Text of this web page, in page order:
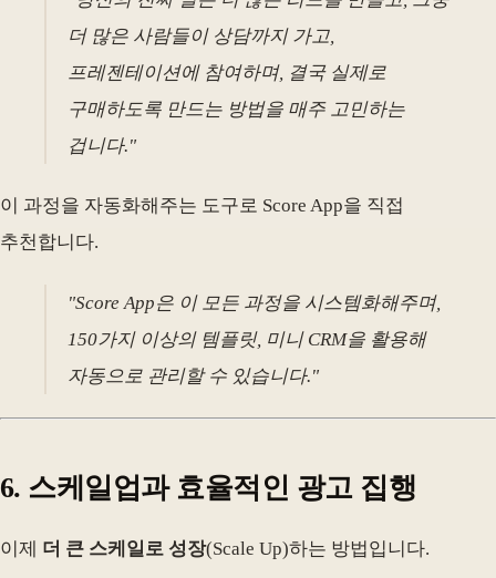
더 많은 사람들이 상담까지 가고,
프레젠테이션에 참여하며, 결국 실제로
구매하도록 만드는 방법을 매주 고민하는
겁니다."
이 과정을 자동화해주는 도구로 Score App을 직접
추천합니다.
"Score App은 이 모든 과정을 시스템화해주며,
150가지 이상의 템플릿, 미니 CRM을 활용해
자동으로 관리할 수 있습니다."
6. 스케일업과 효율적인 광고 집행
이제 더 큰 스케일로 성장(Scale Up)하는 방법입니다.